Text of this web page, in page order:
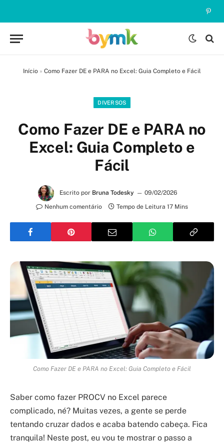
Início » Como Fazer DE e PARA no Excel: Guia Completo e Fácil
DIVERSOS
Como Fazer DE e PARA no
Excel: Guia Completo e
Fácil
Escrito por Bruna Todesky
09/02/2026
Nenhum comentário
Tempo de Leitura 17 Mins
Como Fazer DE e PARA no Excel: Guia Completo e Fácil
Saber como fazer PROCV no Excel parece
complicado, né? Muitas vezes, a gente se perde
tentando cruzar dados e acaba batendo cabeça. Fica
tranquila! Neste post, eu vou te mostrar o passo a